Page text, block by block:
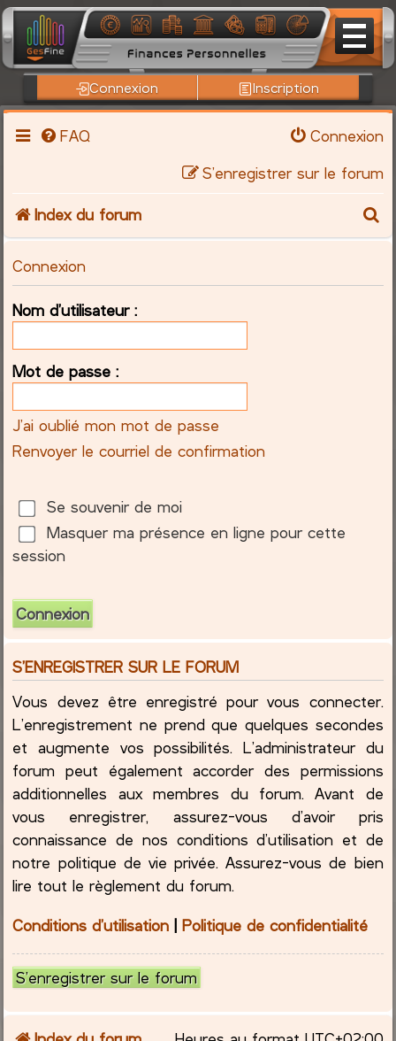
Connexion Inscription
FAQ
Connexion
S’enregistrer sur le forum
Index du forum
c
Connexion
Nom d’utilisateur :
Mot de passe :
J’ai oublié mon mot de passe
Renvoyer le courriel de confirmation
Se souvenir de moi
Masquer ma présence en ligne pour cette
session
S’ENREGISTRER SUR LE FORUM
Vous devez être enregistré pour vous connecter.
L’enregistrement ne prend que quelques secondes
et augmente vos possibilités. L’administrateur du
forum peut également accorder des permissions
additionnelles aux membres du forum. Avant de
vous enregistrer, assurez-vous d’avoir pris
connaissance de nos conditions d’utilisation et de
notre politique de vie privée. Assurez-vous de bien
lire tout le règlement du forum.
Conditions d’utilisation |Politique de confidentialité
S’enregistrer sur le forum